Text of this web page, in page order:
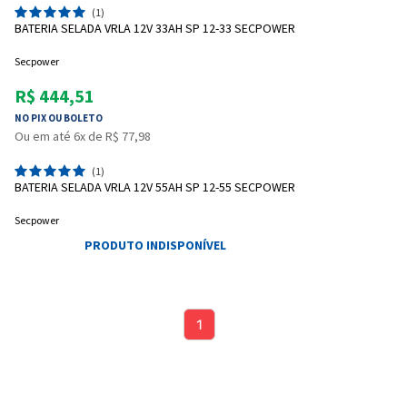
(1)
BATERIA SELADA VRLA 12V 33AH SP 12-33 SECPOWER
Secpower
R$ 444,51
NO PIX OU BOLETO
Ou em até 6x de R$ 77,98
(1)
BATERIA SELADA VRLA 12V 55AH SP 12-55 SECPOWER
Secpower
PRODUTO INDISPONÍVEL
1